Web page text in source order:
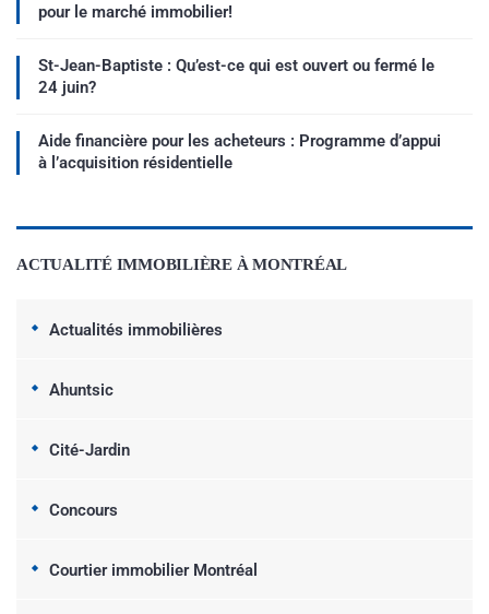
pour le marché immobilier!
St-Jean-Baptiste : Qu’est-ce qui est ouvert ou fermé le
24 juin?
Aide financière pour les acheteurs : Programme d’appui
à l’acquisition résidentielle
ACTUALITÉ IMMOBILIÈRE À MONTRÉAL
Actualités immobilières
Ahuntsic
Cité-Jardin
Concours
Courtier immobilier Montréal